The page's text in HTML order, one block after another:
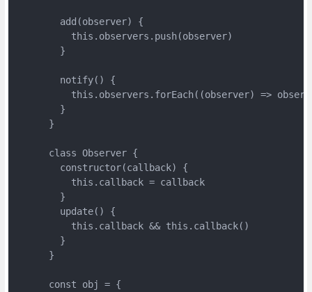
        add(observer) {
          this.observers.push(observer)
        }
        notify() {
this.observers.forEach((observer) =>
        }
      }
      class Observer {
        constructor(callback) {
          this.callback = callback
        }
        update() {
          this.callback && this.callback()
        }
      }
      const obj = {